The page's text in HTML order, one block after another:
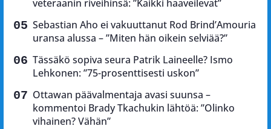
veteraanin riveihinsä: ”Kaikki haaveilevat”
Sebastian Aho ei vakuuttanut Rod Brind’Amouria
uransa alussa – ”Miten hän oikein selviää?”
Tässäkö sopiva seura Patrik Laineelle? Ismo
Lehkonen: ”75-prosenttisesti uskon”
Ottawan päävalmentaja avasi suunsa –
kommentoi Brady Tkachukin lähtöä: ”Olinko
vihainen? Vähän”